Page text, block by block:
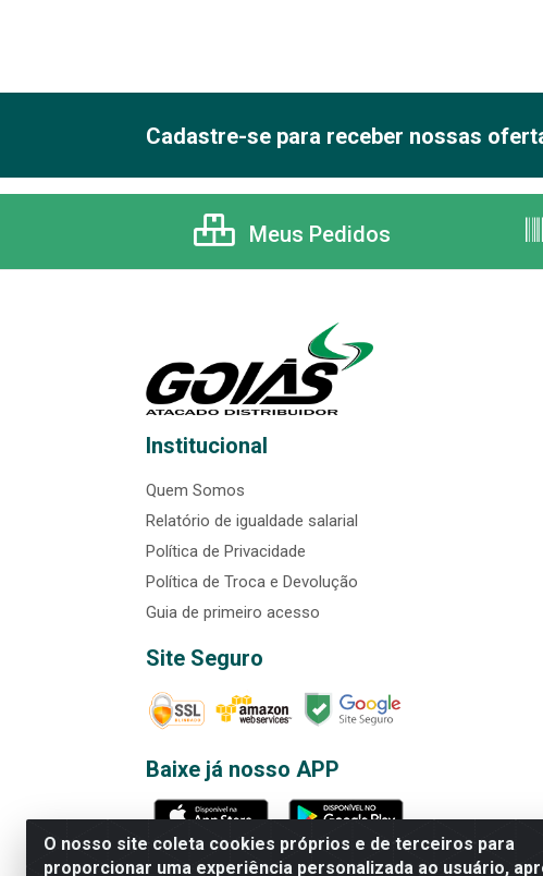
O nosso site coleta cookies próprios e de terceiros para
proporcionar uma experiência personalizada ao usuário,
Cadastre-se para receber nossas
Meus Pedidos
Institucional
Quem Somos
Relatório de igualdade salarial
Política de Privacidade
Política de Troca e Devolução
Guia de primeiro acesso
Site Seguro
Baixe já nosso APP